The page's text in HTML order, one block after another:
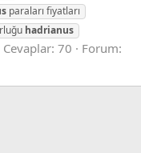
paraları fiyatları
hadrianus
Cevaplar: 70
Forum: